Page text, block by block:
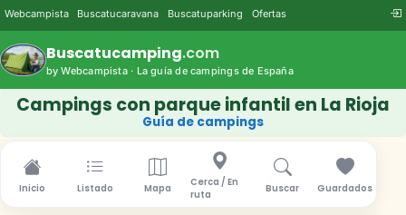
Webcampista Buscatucaravana Buscatuparking Ofertas
Buscatucamping.com
by Webcampista · La guía de campings de España
Campings con parque infantil en La Rioja
Guía de campings
Inicio Listado Mapa
Cerca / En
ruta
Buscar Guardados